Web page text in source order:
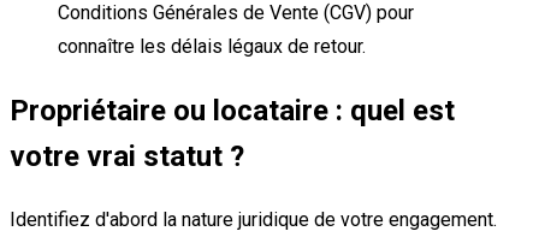
Conditions Générales de Vente (CGV) pour
connaître les délais légaux de retour.
Propriétaire ou locataire : quel est
votre vrai statut ?
Identifiez d'abord la nature juridique de votre engagement.